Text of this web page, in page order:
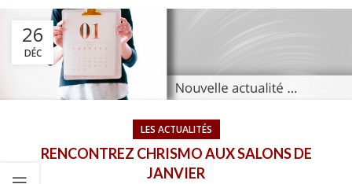
26
DÉC
LES ACTUALITÉS
RENCONTREZ CHRISMO AUX SALONS DE
JANVIER